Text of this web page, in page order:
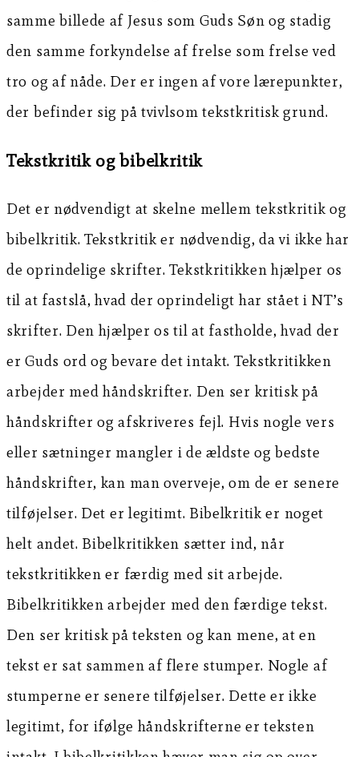
samme billede af Jesus som Guds Søn og stadig
den samme forkyndelse af frelse som frelse ved
tro og af nåde. Der er ingen af vore lærepunkter,
der befinder sig på tvivlsom tekstkritisk grund.
Tekstkritik og bibelkritik
Det er nødvendigt at skelne mellem tekstkritik og
bibelkritik. Tekstkritik er nødvendig, da vi ikke har
de oprindelige skrifter. Tekstkritikken hjælper os
til at fastslå, hvad der oprindeligt har stået i NT’s
skrifter. Den hjælper os til at fastholde, hvad der
er Guds ord og bevare det intakt. Tekstkritikken
arbejder med håndskrifter. Den ser kritisk på
håndskrifter og afskriveres fejl. Hvis nogle vers
eller sætninger mangler i de ældste og bedste
håndskrifter, kan man overveje, om de er senere
tilføjelser. Det er legitimt. Bibelkritik er noget
helt andet. Bibelkritikken sætter ind, når
tekstkritikken er færdig med sit arbejde.
Bibelkritikken arbejder med den færdige tekst.
Den ser kritisk på teksten og kan mene, at en
tekst er sat sammen af flere stumper. Nogle af
stumperne er senere tilføjelser. Dette er ikke
legitimt, for ifølge håndskrifterne er teksten